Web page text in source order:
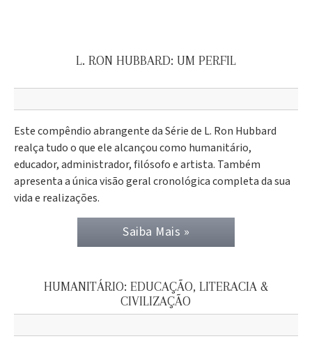
L. RON HUBBARD: UM PERFIL
Este compêndio abrangente da Série de L. Ron Hubbard
realça tudo o que ele alcançou como humanitário,
educador, administrador, filósofo e artista. Também
apresenta a única visão geral cronológica completa da sua
vida e realizações.
Saiba Mais »
HUMANITÁRIO: EDUCAÇÃO, LITERACIA &
CIVILIZAÇÃO